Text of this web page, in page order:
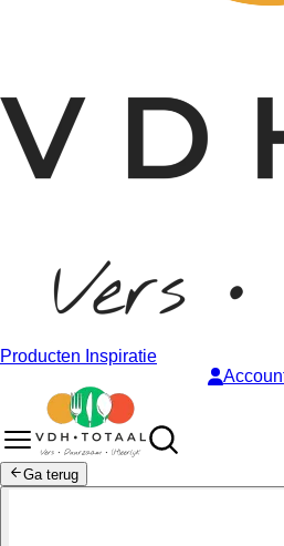
Producten Inspiratie
Ga terug